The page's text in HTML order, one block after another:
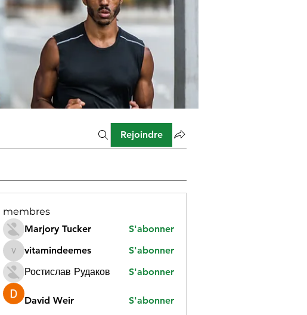
Rejoindre
membres
Marjory Tucker
S'abonner
vitamindeemes
vitamindeemes
S'abonner
Ростислав Рудаков
S'abonner
David Weir S'abonner